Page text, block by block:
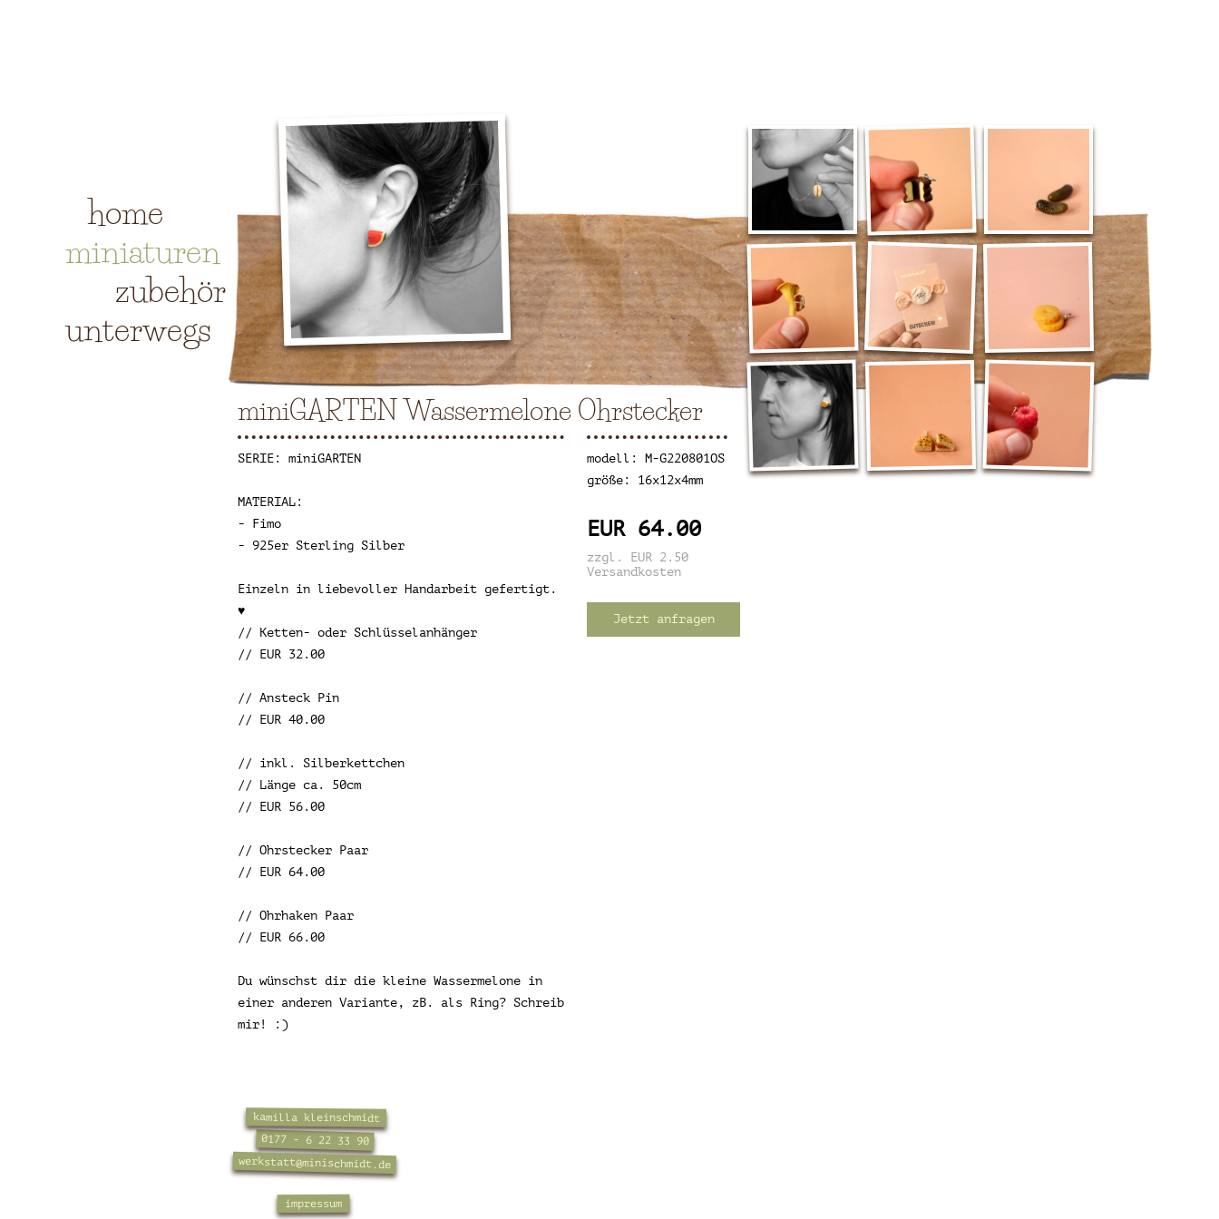
home
miniaturen
zubehör
unterwegs
miniGARTEN Wassermelone Ohrstecker
SERIE: miniGARTEN
MATERIAL:
- Fimo
- 925er Sterling Silber
Einzeln in liebevoller Handarbeit gefertigt.
♥
// Ketten- oder Schlüsselanhänger
// EUR 32.00
// Ansteck Pin
// EUR 40.00
// inkl. Silberkettchen
// Länge ca. 50cm
// EUR 56.00
// Ohrstecker Paar
// EUR 64.00
// Ohrhaken Paar
// EUR 66.00
Du wünschst dir die kleine Wassermelone in
einer anderen Variante, zB. als Ring? Schreib
mir! :)
modell: M-G220801OS
größe: 16x12x4mm
EUR 64.00
zzgl. EUR 2.50
Versandkosten
Jetzt anfragen
kamilla kleinschmidt
0177 - 6 22 33 90
werkstatt@minischmidt.de
impressum